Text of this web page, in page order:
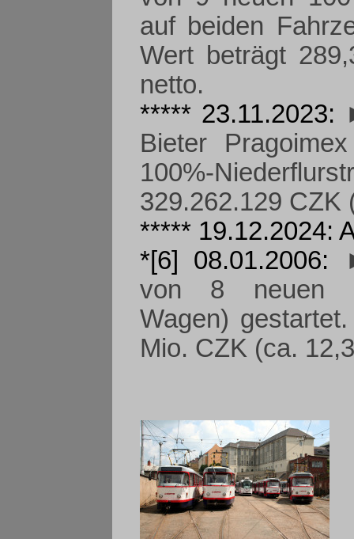
auf beiden
Wert beträgt
netto.
***** 23.11.2023:
Bieter
100%-
329.262.129 CZK
***** 19.12.2024:
*[6] 08.01.2006:
von 8 neuen
Wagen)
Mio. CZK (ca.